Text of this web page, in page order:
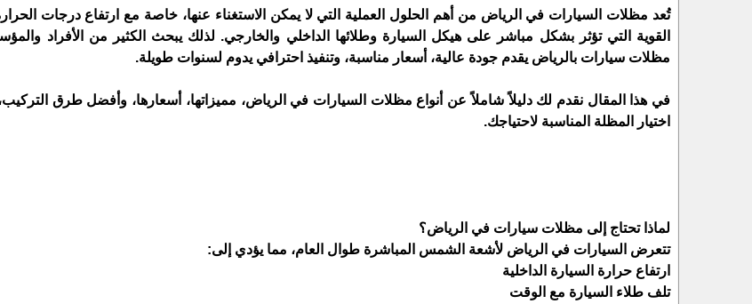
تُعد مظلات السيارات في الرياض من أهم الحلول العملية التي لا يمكن الاستغناء عنها، خاصة مع ارتفاع درجات
القوية التي تؤثر بشكل مباشر على هيكل السيارة وطلائها الداخلي والخارجي. لذلك يبحث الكثير من الأفراد
مظلات سيارات بالرياض يقدم جودة عالية، أسعار مناسبة، وتنفيذ احترافي يدوم لسنوات طويلة.
في هذا المقال نقدم لك دليلاً شاملاً عن أنواع مظلات السيارات في الرياض، مميزاتها، أسعارها، وأفضل طرق
اختيار المظلة المناسبة لاحتياجك.
لماذا تحتاج إلى مظلات سيارات في الرياض؟
تتعرض السيارات في الرياض لأشعة الشمس المباشرة طوال العام، مما يؤدي إلى:
ارتفاع حرارة السيارة الداخلية
تلف طلاء السيارة مع الوقت